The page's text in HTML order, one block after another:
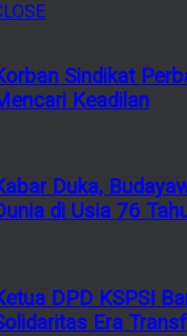
Sindikat
Keadilan
Duka,
di Usia 76
DPD KSPSI
Era